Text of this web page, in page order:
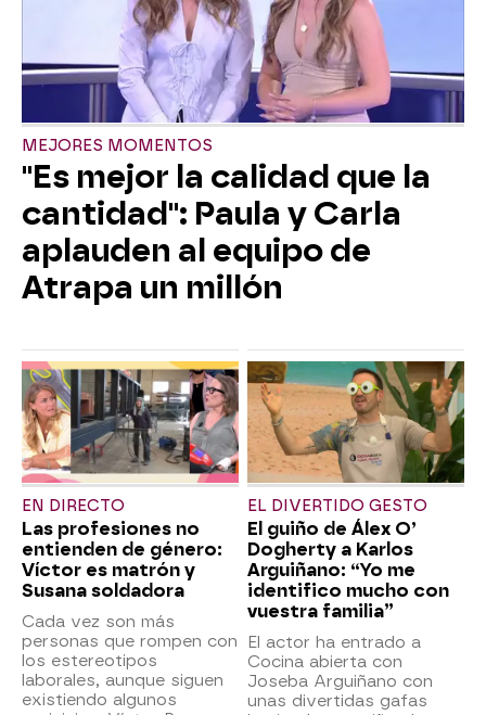
MEJORES MOMENTOS
"Es mejor la calidad que la
cantidad": Paula y Carla
aplauden al equipo de
Atrapa un millón
EN DIRECTO
Las profesiones no
entienden de género:
Víctor es matrón y
Susana soldadora
Cada vez son más
personas que rompen con
los estereotipos
laborales, aunque siguen
existiendo algunos
EL DIVERTIDO GESTO
El guiño de Álex O’
Dogherty a Karlos
Arguiñano: “Yo me
identifico mucho con
vuestra familia”
El actor ha entrado a
Cocina abierta con
Joseba Arguiñano con
unas divertidas gafas